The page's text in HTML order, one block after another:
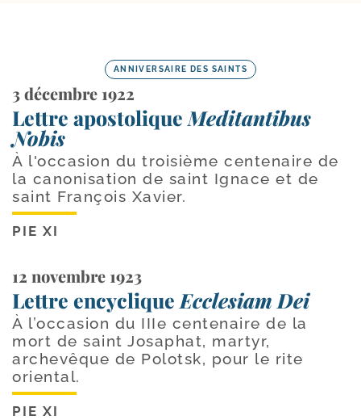
ANNIVERSAIRE DES SAINTS
3 décembre 1922
Lettre apostolique Meditantibus
Nobis
À l'occasion du troisième centenaire de
la canonisation de saint Ignace et de
saint François Xavier.
PIE XI
12 novembre 1923
Lettre encyclique Ecclesiam Dei
À l’occasion du IIIe centenaire de la
mort de saint Josaphat, martyr,
archevêque de Polotsk, pour le rite
oriental.
PIE XI